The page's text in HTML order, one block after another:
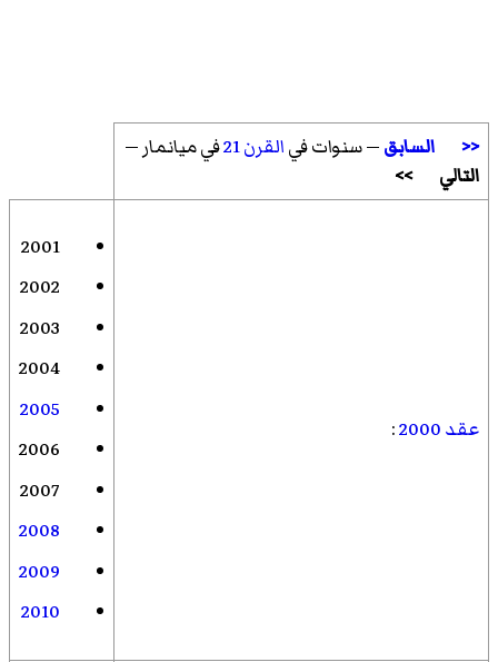
<< السابق— سنوات فيالقرن 21
في ميانمار —
التالي
>>
عقد 2000 :
2001
2002
2003
2004
2005
2006
2007
2008
2009
2010